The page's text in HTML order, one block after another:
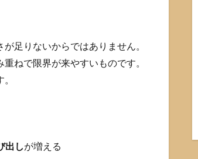
足りないからではありません。
ねで限界が来やすいものです。
出しが増える